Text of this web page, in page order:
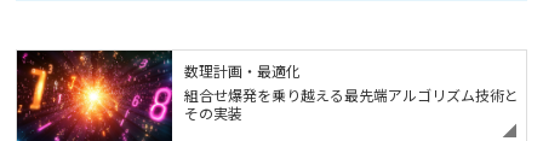
数理計画・最適化
組合せ爆発を乗り越える最先端アルゴリズム技術と
その実装